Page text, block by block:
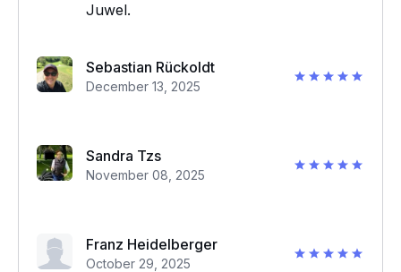
Juwel.
Sebastian Rückoldt
December 13, 2025
Sandra Tzs
November 08, 2025
Franz Heidelberger
October 29, 2025